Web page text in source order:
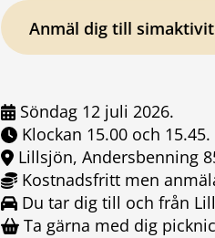
Anmäl dig till
Söndag 12 juli 2026.
Klockan 15.00 och 15.45.
Lillsjön, Andersbenning
Kostnadsfritt men
Du tar dig till och från
Ta gärna med dig